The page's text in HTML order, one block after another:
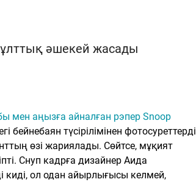
ұлттық әшекей жасады
мен аңызға айналған рэпер Snoop
бейнебаян түсірілімінен фотосуреттерді
өзі жариялады. Сөйтсе, мұқият
Снуп кадрға дизайнер Аида
ол одан айырлығысы келмей,